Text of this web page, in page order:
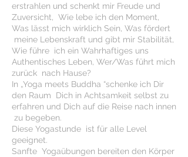
erstrahlen und schenkt mir Freude und
Zuversicht, Wie lebe ich den Moment,
Was lässt mich wirklich Sein, Was fördert
meine Lebenskraft und gibt mir Stabilität,
Wie führe ich ein Wahrhaftiges uns
Authentisches Leben, Wer/Was führt mich
zurück nach Hause?
In „Yoga meets Buddha “schenke ich Dir
den Raum Dich in Achtsamkeit selbst zu
erfahren und Dich auf die Reise nach innen
zu begeben.
Diese Yogastunde ist für alle Level
geeignet.
Sanfte Yogaübungen bereiten den Körper